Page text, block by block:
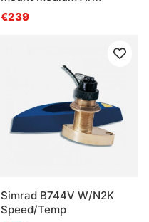
€239
Simrad B744V W/N2K
Speed/Temp